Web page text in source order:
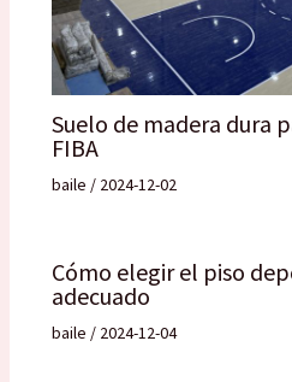
Suelo de madera dura
FIBA
baile / 2024-12-02
Cómo elegir el piso
adecuado
baile / 2024-12-04